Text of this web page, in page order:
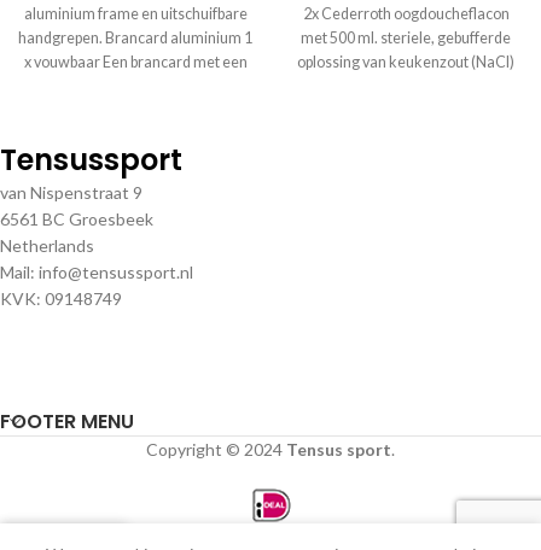
aluminium frame en uitschuifbare
handgrepen. Brancard aluminium 1
x vouwbaar Een brancard met een
2x Cederroth oogdoucheflacon
met 500 ml. steriele, gebufferde
oplossing van keukenzout (NaCl)
Tensussport
van Nispenstraat 9
6561 BC Groesbeek
Netherlands
Mail: info@tensussport.nl
KVK: 09148749
FOOTER MENU
Copyright © 2024 Tensus sport.